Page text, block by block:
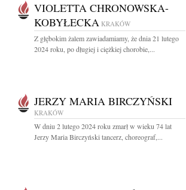
VIOLETTA CHRONOWSKA-
KOBYŁECKA KRAKÓW
Z głębokim żalem zawiadamiamy, że dnia 21 lutego
2024 roku, po długiej i ciężkiej chorobie,...
JERZY MARIA BIRCZYŃSKI
KRAKÓW
W dniu 2 lutego 2024 roku zmarł w wieku 74 lat
Jerzy Maria Birczyński tancerz, choreograf,...